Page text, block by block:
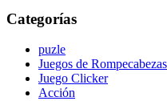
Categorías
puzle
Juegos de Rompecabezas
Juego Clicker
Acción